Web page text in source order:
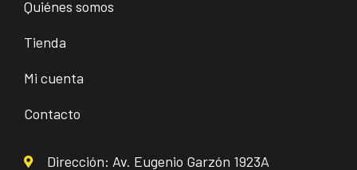
Quiénes somos
Tienda
Mi cuenta
Contacto
Dirección: Av. Eugenio Garzón 1923A